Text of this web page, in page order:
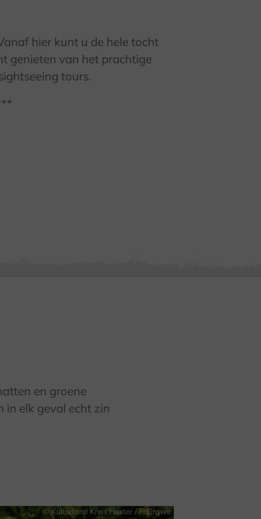
hier kunt u de hele tocht
genieten van het prachtige
tours.
en groene
in elk geval echt zin
© Kulturland Kreis Höxter / F. Grawe